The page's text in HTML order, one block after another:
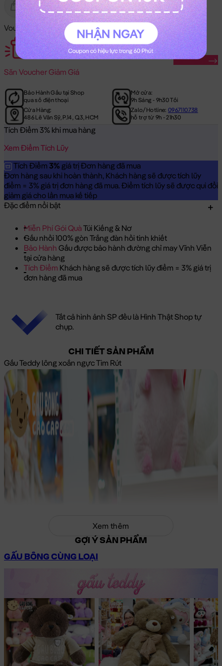
Gửi Tặng Hết Hàng
Voucher Mã Khuyến Mãi:
Săn Voucher Giảm Giá
Săn Ngay
Bảo Hành Gấu tại Shop
qua số điện thoại
Mở cửa:
9h Sáng - 9h30 Tối
Cửa Hàng:
486 Lê Văn Sỹ, P.14, Q.3, HCM
Zalo/Hotline:0967110738
hỗ trợ từ 9h - 21h30
Tích Điểm 3% khi mua hàng
Xem Điểm Tích Lũy
Tích Điểm 3% giá trị Đơn hàng đã mua
Đơn hàng sau khi hoàn thành, Khách hàng sẽ được tích lũy
điểm = 3% giá trị đơn hàng đã mua. Điểm tích lũy sẽ được qui đổi
giảm giá cho lần mua kế tiếp
Đặc điểm nổi bật
Miễn Phí Gói QuàTúi Kiếng & Nơ
Gấu nhồi 100% gòn Trắng đàn hồi tinh khiết
Bảo Hành Gấu được bảo hành đường chỉ may Vĩnh Viễn
tại cửa hàng
Tích Điểm Khách hàng sẽ được tích lũy điểm = 3% giá trị
đơn hàng đã mua
Tất cả hình ảnh SP đều là Hình Thật Shop tự
chụp.
CHI TIẾT SẢN PHẨM
Gấu Teddy lông xoắn ngực Tim Rút
Xem thêm
GỢI Ý SẢN PHẨM
GẤU BÔNG CÙNG LOẠI